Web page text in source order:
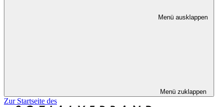
Menü ausklappen
Menü zuklappen
Zur Startseite des